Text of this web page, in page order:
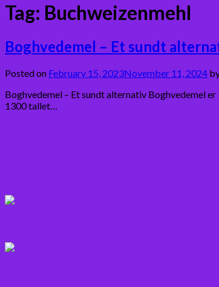
Tag: Buchweizenmehl
Boghvedemel – Et sundt
Posted on February 15, 2023November 11, 2024
Boghvedemel – Et sundt alternativ Boghvedemel
1300 tallet…